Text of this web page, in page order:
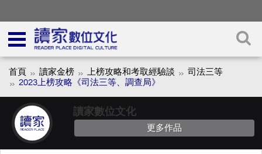
首頁 讀家金榜 上榜攻略和考取經驗談
司法三等
2023上榜攻略《司法三等、調查局》
讀家數位文化
更多作品